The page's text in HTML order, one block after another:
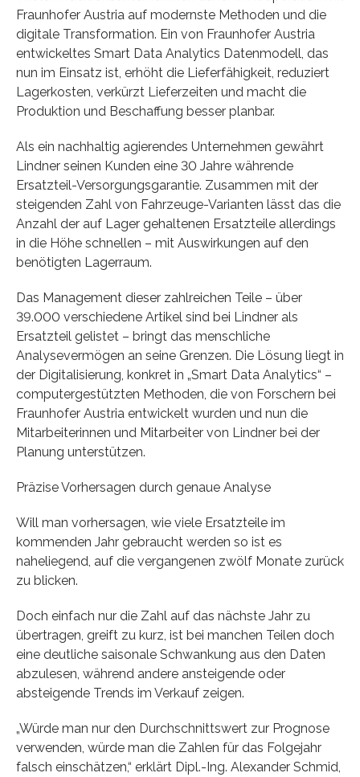
Fraunhofer Austria auf modernste Methoden und die
digitale Transformation. Ein von Fraunhofer Austria
entwickeltes Smart Data Analytics Datenmodell, das
nun im Einsatz ist, erhöht die Lieferfähigkeit, reduziert
Lagerkosten, verkürzt Lieferzeiten und macht die
Produktion und Beschaffung besser planbar.
Als ein nachhaltig agierendes Unternehmen gewährt
Lindner seinen Kunden eine 30 Jahre währende
Ersatzteil-Versorgungsgarantie. Zusammen mit der
steigenden Zahl von Fahrzeuge-Varianten lässt das die
Anzahl der auf Lager gehaltenen Ersatzteile allerdings
in die Höhe schnellen – mit Auswirkungen auf den
benötigten Lagerraum.
Das Management dieser zahlreichen Teile – über
39.000 verschiedene Artikel sind bei Lindner als
Ersatzteil gelistet – bringt das menschliche
Analysevermögen an seine Grenzen. Die Lösung liegt in
der Digitalisierung, konkret in „Smart Data Analytics“ –
computergestützten Methoden, die von Forschern bei
Fraunhofer Austria entwickelt wurden und nun die
Mitarbeiterinnen und Mitarbeiter von Lindner bei der
Planung unterstützen.
Präzise Vorhersagen durch genaue Analyse
Will man vorhersagen, wie viele Ersatzteile im
kommenden Jahr gebraucht werden so ist es
naheliegend, auf die vergangenen zwölf Monate zurück
zu blicken.
Doch einfach nur die Zahl auf das nächste Jahr zu
übertragen, greift zu kurz, ist bei manchen Teilen doch
eine deutliche saisonale Schwankung aus den Daten
abzulesen, während andere ansteigende oder
absteigende Trends im Verkauf zeigen.
„Würde man nur den Durchschnittswert zur Prognose
verwenden, würde man die Zahlen für das Folgejahr
falsch einschätzen,“ erklärt Dipl.-Ing. Alexander Schmid,